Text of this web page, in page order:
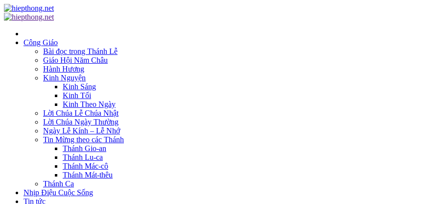
Công Giáo
Bài đọc trong Thánh Lễ
Giáo Hội Năm Châu
Hành Hương
Kinh Nguyện
Kinh Sáng
Kinh Tối
Kinh Theo Ngày
Lời Chúa Lễ Chúa Nhật
Lời Chúa Ngày Thường
Ngày Lễ Kính – Lễ Nhớ
Tin Mừng theo các Thánh
Thánh Gio-an
Thánh Lu-ca
Thánh Mác-cô
Thánh Mát-thêu
Thánh Ca
Nhịp Điệu Cuộc Sống
Tin tức